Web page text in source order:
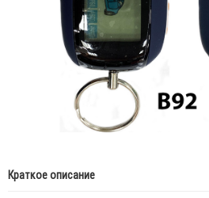
Краткое описание